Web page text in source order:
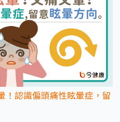
！認識偏頭痛性眩暈症，留